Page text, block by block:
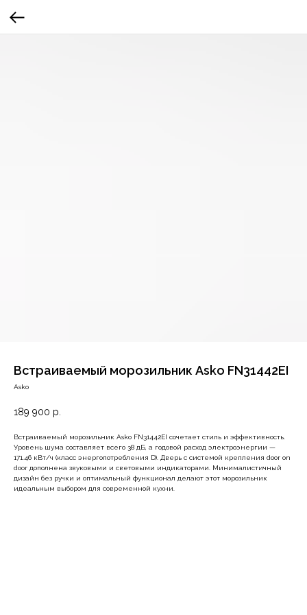
Встраиваемый морозильник Asko FN31442EI
Asko
189 900 р.
Встраиваемый морозильник Asko FN31442EI сочетает стиль и эффективность.
Уровень шума составляет всего 38 дБ, а годовой расход электроэнергии —
171.46 кВт/ч (класс энергопотребления D). Дверь с системой крепления door on
door дополнена звуковыми и световыми индикаторами. Минималистичный
дизайн без ручки и оптимальный функционал делают этот морозильник
идеальным выбором для современной кухни.